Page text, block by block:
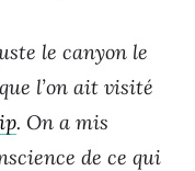
le canyon le
l’on ait visité
. On a mis
de ce qui